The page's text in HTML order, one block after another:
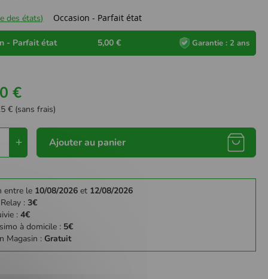
des états) Occasion - Parfait état
- Parfait état 5,00 € Garantie : 2 ans
€
€ (sans frais)
Ajouter au panier
entre le 10/08/2026 et 12/08/2026
:3€
:4€
à domicile : 5€
Magasin :Gratuit